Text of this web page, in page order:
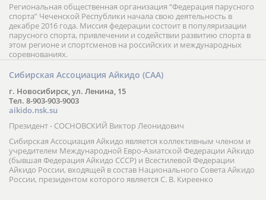
Региональная общественная организация “Федерация парусного
спорта” Чеченской Республики начала свою деятельность в
декабре 2016 года. Миссия федерации состоит в популяризации
парусного спорта, привлечении и содействии развитию спорта в
этом регионе и спортсменов на российских и международных
соревнованиях.
Сибирская Ассоциация Айкидо (САА)
г. Новосибирск, ул. Ленина, 15
Тел. 8-903-903-9003
aikido.nsk.su
Президент - СОСНОВСКИЙ Виктор Леонидович
Сибирская Ассоциация Айкидо является коллективным членом и
учредителем Международной Евро-Азиатской Федерации Айкидо
(бывшая Федерация Айкидо СССР) и Всестилевой Федерации
Айкидо России, входящей в состав Национального Совета Айкидо
России, президентом которого является С. В. Киреенко